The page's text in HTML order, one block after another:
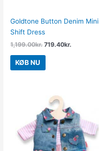
Goldtone Button Denim Mini
Shift Dress
1,199.00kr. 719.40kr.
KØB NU